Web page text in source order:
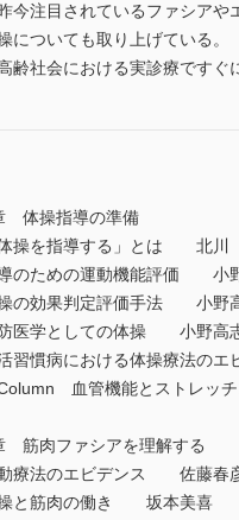
今注目されているファシアや
についても取り上げている。
齢社会における実診療ですぐ
体操指導の準備
体操を指導する」とは 北
のための運動機能評価 小
の効果判定評価手法 小野
医学としての体操 小野高
習慣病における体操療法の
血管機能とストレッ
筋肉ファシアを理解する
療法のエビデンス 佐藤春
と筋肉の働き 坂本美喜